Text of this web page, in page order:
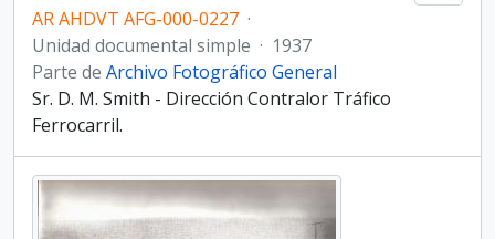
AR AHDVT AFG-000-0227 ·
Unidad documental simple · 1937
Parte de Archivo Fotográfico General
Sr. D. M. Smith - Dirección Contralor Tráfico
Ferrocarril.